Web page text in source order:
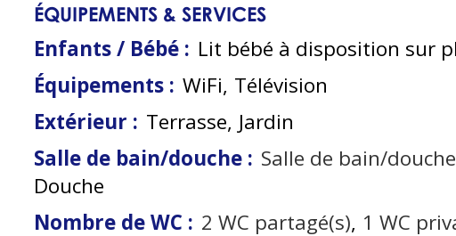
ÉQUIPEMENTS & SERVICES
Enfants / Bébé : Lit bébé à disposition sur
Équipements : WiFi Télévision
Extérieur : Terrasse Jardin
Salle de bain/douche : Salle de bain/
Douche
Nombre de WC : 2 WC partagé(s) 1 WC